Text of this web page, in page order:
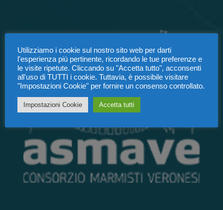
Utilizziamo i cookie sul nostro sito web per darti
l'esperienza più pertinente, ricordando le tue preferenze e
le visite ripetute. Cliccando su "Accetta tutto", acconsenti
all'uso di TUTTI i cookie. Tuttavia, è possibile visitare
"Impostazioni Cookie" per fornire un consenso controllato.
Impostazioni Cookie Accetta tutti